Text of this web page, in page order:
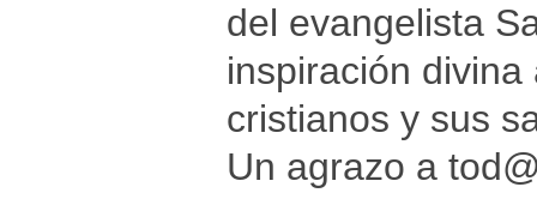
del evangelista
inspiración
cristianos y sus
Un agrazo a